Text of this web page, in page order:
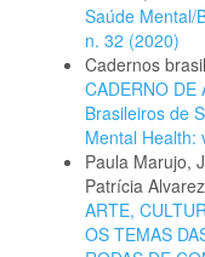
Saúde Mental/
n. 32 (2020)
Cadernos
CADERNO DE
Brasileiros de
Mental Health:
Paula Marujo,
Patrícia
ARTE,
OS TEMAS